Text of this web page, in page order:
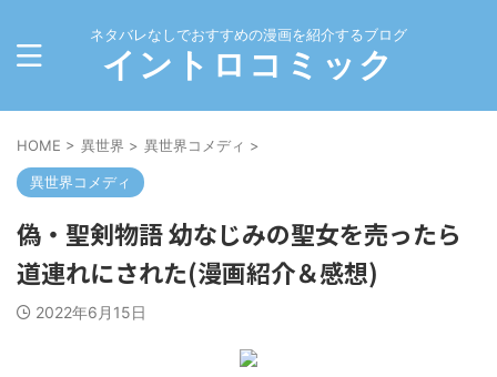
ネタバレなしでおすすめの漫画を紹介するブログ
イントロコミック
HOME > 異世界 > 異世界コメディ >
異世界コメディ
偽・聖剣物語 幼なじみの聖女を売ったら
道連れにされた(漫画紹介＆感想)
2022年6月15日